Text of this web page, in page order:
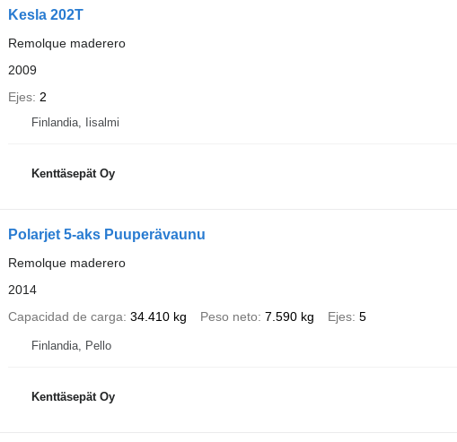
Kesla 202T
Remolque maderero
2009
Ejes 2
Finlandia, Iisalmi
Kenttäsepät Oy
Polarjet 5-aks Puuperävaunu
Remolque maderero
2014
Capacidad de carga 34.410 kg Peso neto 7.590 kg Ejes 5
Finlandia, Pello
Kenttäsepät Oy